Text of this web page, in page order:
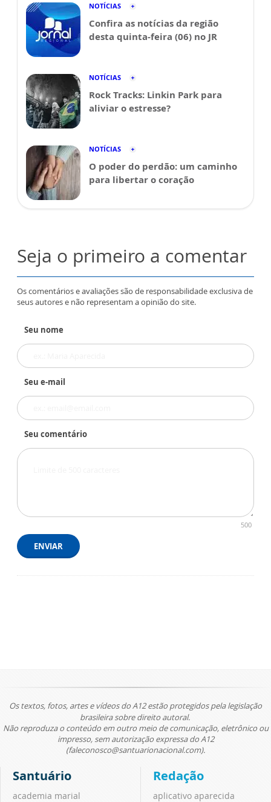
NOTÍCIAS
Confira as notícias da região
desta quinta-feira (06) no JR
NOTÍCIAS
Rock Tracks: Linkin Park para
aliviar o estresse?
NOTÍCIAS
O poder do perdão: um caminho
para libertar o coração
Seja o primeiro a comentar
Os comentários e avaliações são de responsabilidade exclusiva de
seus autores e não representam a opinião do site.
Seu nome
Seu e-mail
Seu comentário
500
ENVIAR
Os textos, fotos, artes e vídeos do A12 estão protegidos pela legislação
brasileira sobre direito autoral.
Não reproduza o conteúdo em outro meio de comunicação, eletrônico ou
impresso, sem autorização expressa do A12
(faleconosco@santuarionacional.com).
Santuário
academia marial
Redação
aplicativo aparecida